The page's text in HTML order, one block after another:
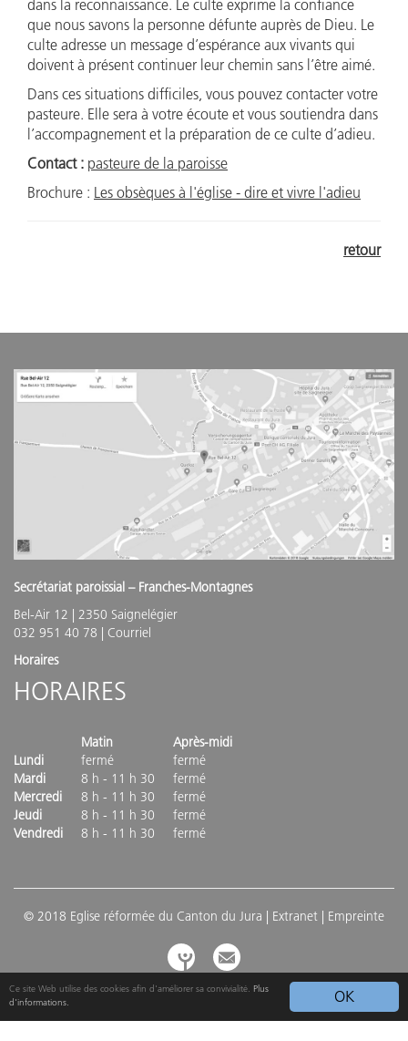
OK
Ce site Web utilise des cookies afin d'améliorer sa convivialité. Plus
d'informations.
dans la reconnaissance. Le culte exprime la confiance
que nous savons la personne défunte auprès de Dieu. Le
culte adresse un message d’espérance aux vivants qui
doivent à présent continuer leur chemin sans l’être aimé.
Dans ces situations difficiles, vous pouvez contacter votre
pasteure. Elle sera à votre écoute et vous soutiendra dans
l’accompagnement et la préparation de ce culte d’adieu.
Contact : pasteure de la paroisse
Brochure : Les obsèques à l'église - dire et vivre l'adieu
retour
Secrétariat paroissial – Franches-Montagnes
Bel-Air 12 | 2350 Saignelégier
032 951 40 78 | Courriel
Horaires
HORAIRES
Matin
Après-midi
Lundi
fermé
fermé
Mardi
8 h - 11 h 30
fermé
Mercredi
8 h - 11 h 30
fermé
Jeudi
8 h - 11 h 30
fermé
Vendredi
8 h - 11 h 30 fermé
© 2018 Eglise réformée du Canton du Jura | Extranet | Empreinte